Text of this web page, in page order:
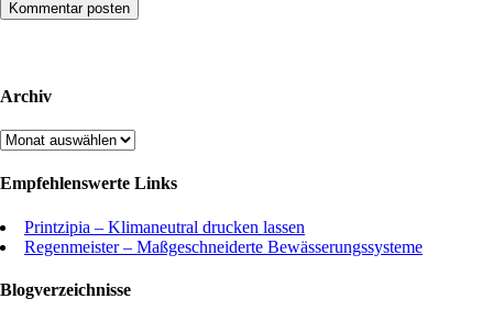
Archiv
Archiv
Empfehlenswerte Links
Printzipia – Klimaneutral drucken lassen
Regenmeister – Maßgeschneiderte Bewässerungssysteme
Blogverzeichnisse